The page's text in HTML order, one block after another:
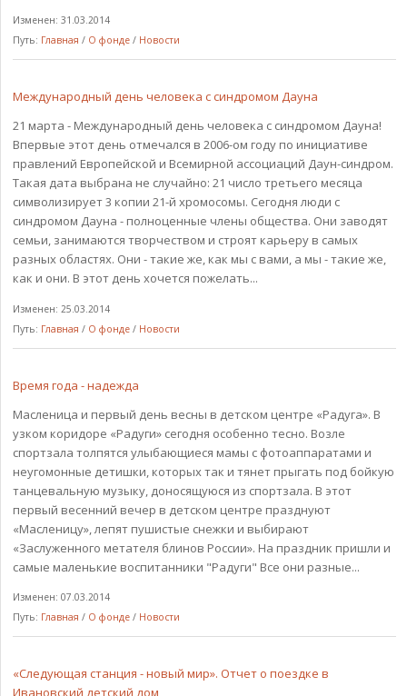
Изменен: 31.03.2014
Путь: Главная / О фонде / Новости
Международный день человека с синдромом Дауна
21 марта - Международный день человека с синдромом Дауна!
Впервые этот день отмечался в 2006-ом году по инициативе
правлений Европейской и Всемирной ассоциаций Даун-синдром.
Такая дата выбрана не случайно: 21 число третьего месяца
символизирует 3 копии 21-й хромосомы. Сегодня люди с
синдромом Дауна - полноценные члены общества. Они заводят
семьи, занимаются творчеством и строят карьеру в самых
разных областях. Они - такие же, как мы с вами, а мы - такие же,
как и они. В этот день хочется пожелать...
Изменен: 25.03.2014
Путь: Главная / О фонде / Новости
Время года - надежда
Масленица и первый день весны в детском центре «Радуга». В
узком коридоре «Радуги» сегодня особенно тесно. Возле
спортзала толпятся улыбающиеся мамы с фотоаппаратами и
неугомонные детишки, которых так и тянет прыгать под бойкую
танцевальную музыку, доносящуюся из спортзала. В этот
первый весенний вечер в детском центре празднуют
«Масленицу», лепят пушистые снежки и выбирают
«Заслуженного метателя блинов России». На праздник пришли и
самые маленькие воспитанники "Радуги" Все они разные...
Изменен: 07.03.2014
Путь: Главная / О фонде / Новости
«Следующая станция - новый мир». Отчет о поездке в
Ивановский детский дом